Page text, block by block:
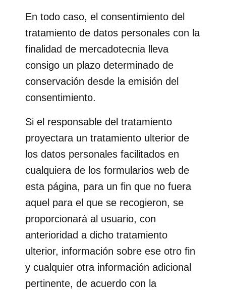
En todo caso, el consentimiento del
tratamiento de datos personales con la
finalidad de mercadotecnia lleva
consigo un plazo determinado de
conservación desde la emisión del
consentimiento.
Si el responsable del tratamiento
proyectara un tratamiento ulterior de
los datos personales facilitados en
cualquiera de los formularios web de
esta página, para un fin que no fuera
aquel para el que se recogieron, se
proporcionará al usuario, con
anterioridad a dicho tratamiento
ulterior, información sobre ese otro fin
y cualquier otra información adicional
pertinente, de acuerdo con la